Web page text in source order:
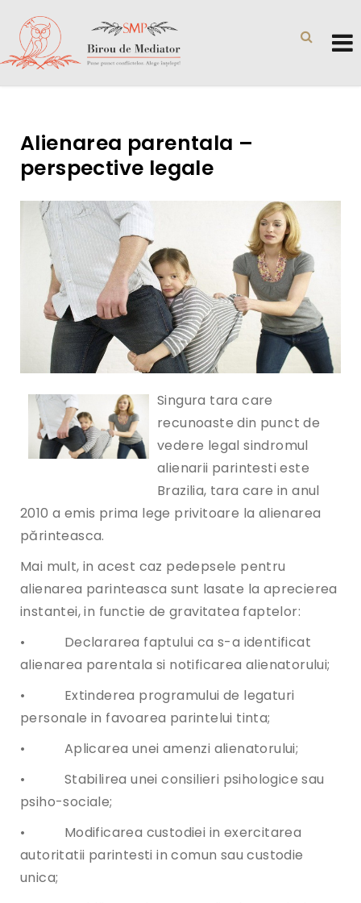
Alienarea parentala –
perspective legale
Singura tara care
recunoaste din punct de
vedere legal sindromul
alienarii parintesti este
Brazilia, tara care in anul
2010 a emis prima lege privitoare la alienarea
părinteasca.
Mai mult, in acest caz pedepsele pentru
alienarea parinteasca sunt lasate la aprecierea
instantei, in functie de gravitatea faptelor:
• Declararea faptului ca s-a identificat
alienarea parentala si notificarea alienatorului;
• Extinderea programului de legaturi
personale in favoarea parintelui tinta;
• Aplicarea unei amenzi alienatorului;
• Stabilirea unei consilieri psihologice sau
psiho-sociale;
• Modificarea custodiei in exercitarea
autoritatii parintesti in comun sau custodie
unica;